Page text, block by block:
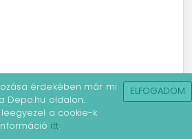
érdekében már mi
Depo.hu oldalon.
a cookie-k
itt.
ELFOGADOM